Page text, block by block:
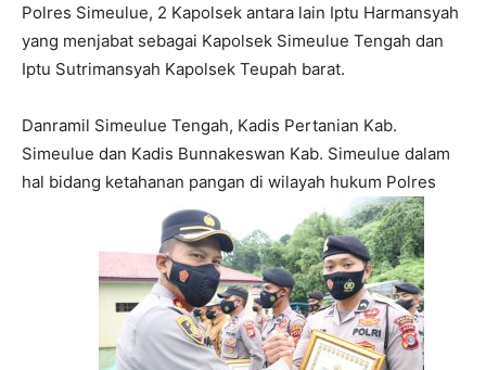
Polres Simeulue, 2 Kapolsek antara lain Iptu Harmansyah
yang menjabat sebagai Kapolsek Simeulue Tengah dan
Iptu Sutrimansyah Kapolsek Teupah barat.
Danramil Simeulue Tengah, Kadis Pertanian Kab.
Simeulue dan Kadis Bunnakeswan Kab. Simeulue dalam
hal bidang ketahanan pangan di wilayah hukum Polres